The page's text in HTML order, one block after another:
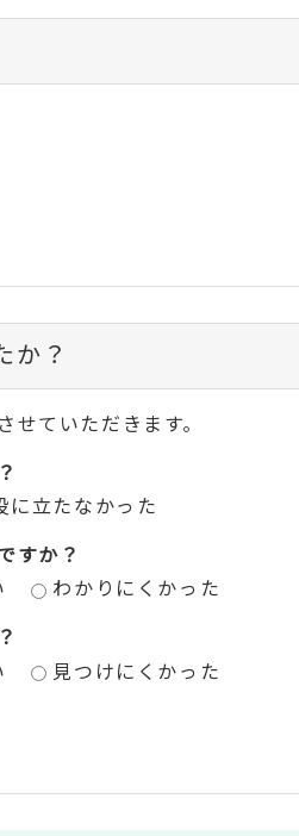
か？
ていただきます。
に立たなかった
すか？
わかりにくかった
見つけにくかった